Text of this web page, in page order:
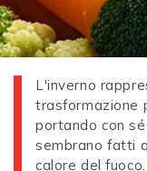
L'inverno
trasformazione
portando con
sembrano fatti
calore del fuoco.